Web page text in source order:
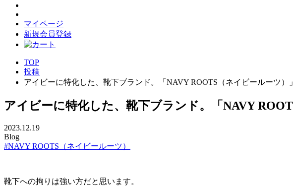
マイページ
新規会員登録
TOP
投稿
アイビーに特化した、靴下ブランド。「NAVY ROOTS（ネイビールーツ）」
アイビーに特化した、靴下ブランド。「NAVY
2023.12.19
Blog
#NAVY ROOTS（ネイビールーツ）
靴下への拘りは強い方だと思います。